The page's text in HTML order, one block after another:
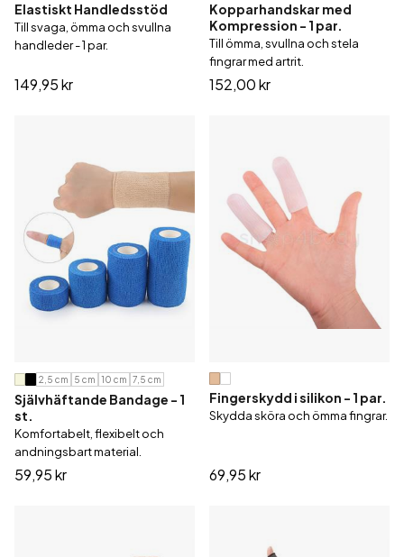
Elastiskt Handledsstöd
Till svaga, ömma och svullna
handleder - 1 par.
149,95 kr
Kopparhandskar med
Kompression - 1 par.
Till ömma, svullna och stela
fingrar med artrit.
152,00 kr
2,5 cm 5 cm 10 cm 7,5 cm
Självhäftande Bandage - 1
st.
Komfortabelt, flexibelt och
andningsbart material.
59,95 kr
Fingerskydd i silikon - 1 par.
Skydda sköra och ömma fingrar.
69,95 kr